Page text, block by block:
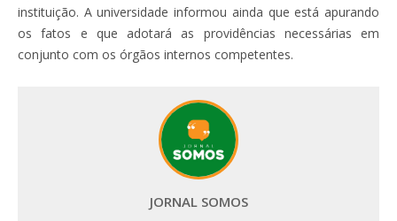
instituição. A universidade informou ainda que está apurando
os fatos e que adotará as providências necessárias em
conjunto com os órgãos internos competentes.
JORNAL SOMOS